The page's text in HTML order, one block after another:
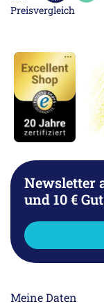
Newsletter
und 10 €
Meine Daten